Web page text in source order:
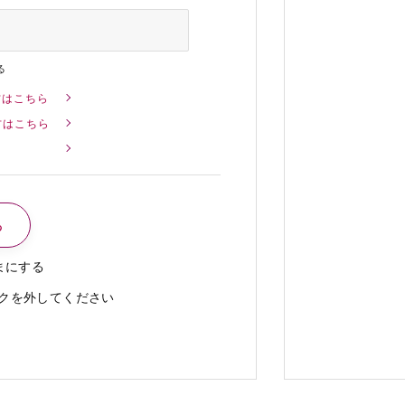
こちら
こちら
にする
を外してください